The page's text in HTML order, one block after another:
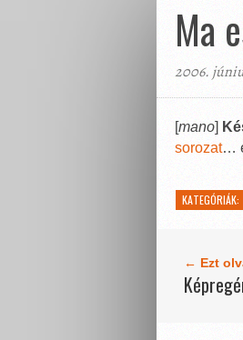
Ma
2006.
[mano]
sorozat…
KATEGÓRIÁK:
← Ezt